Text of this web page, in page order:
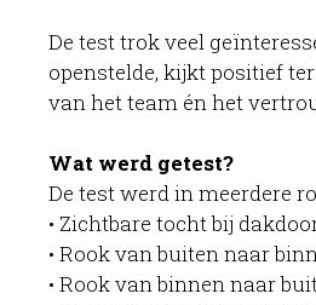
De test trok veel
openstelde, kijkt positief
van het team én het
Wat werd getest?
De test werd in meerdere
• Zichtbare tocht bij
• Rook van buiten naar
• Rook van binnen naar